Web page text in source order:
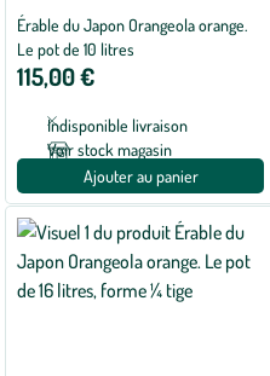
Érable du Japon Orangeola orange.
Le pot de 10 litres
115,00 €
Indisponible livraison
Voir stock magasin
Ajouter au panier